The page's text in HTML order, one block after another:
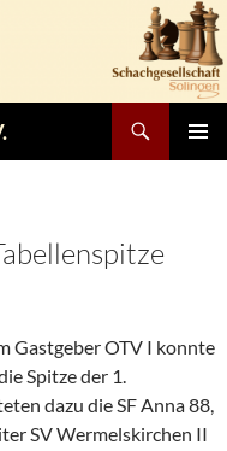
Gastgeber OTV I konnte
Spitze der 1.
dazu die SF Anna 88,
SV Wermelskirchen II